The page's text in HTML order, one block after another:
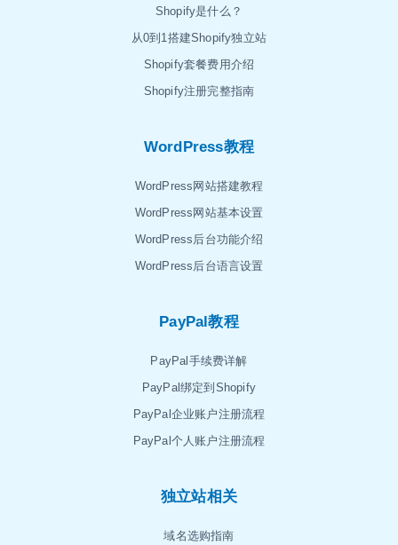
Shopify是什么？
从0到1搭建Shopify独立站
Shopify套餐费用介绍
Shopify注册完整指南
WordPress教程
WordPress网站搭建教程
WordPress网站基本设置
WordPress后台功能介绍
WordPress后台语言设置
PayPal教程
PayPal手续费详解
PayPal绑定到Shopify
PayPal企业账户注册流程
PayPal个人账户注册流程
独立站相关
域名选购指南